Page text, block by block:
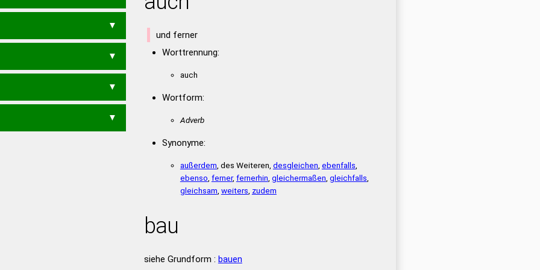
HAUBE
BETAU TAUBE
BETA BETU BEUT TABE
und ferner
Worttrennung:
auch
Wortform:
Adverb
Synonyme:
außerdem , des Weiteren, desgleichen ebenfalls
ebenso ferner, fernerhin gleichermaßen gleichfalls
gleichsam weiters zudem
bau
siehe Grundform : bauen